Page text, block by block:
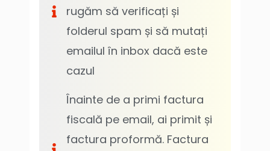
rugăm să verificați și
folderul spam și să mutați
emailul în inbox dacă este
cazul
Înainte de a primi factura
fiscală pe email, ai primit și
factura proformă. Factura